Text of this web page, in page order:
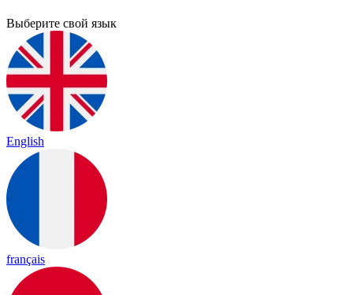
Выберите свой язык
English
français